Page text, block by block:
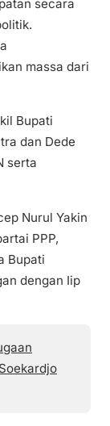
secara
massa dari
Bupati
dan Dede
serta
Nurul Yakin
PPP,
Bupati
dengan Iip